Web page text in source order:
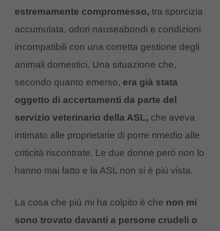
estremamente compromesso, tra sporcizia
accumulata, odori nauseabondi e condizioni
incompatibili con una corretta gestione degli
animali domestici. Una situazione che,
secondo quanto emerso, era già stata
oggetto di accertamenti da parte del
servizio veterinario della ASL, che aveva
intimato alle proprietarie di porre rimedio alle
criticità riscontrate. Le due donne però non lo
hanno mai fatto e la ASL non si è più vista.
La cosa che più mi ha colpito è che non mi
sono trovato davanti a persone crudeli o